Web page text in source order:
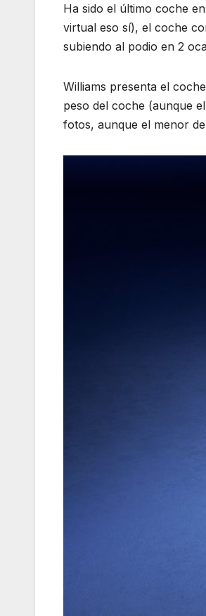
Ha sido el último coche
virtual eso sí), el coche
subiendo al podio en 2
Williams presenta el
peso del coche (aunque
fotos, aunque el menor